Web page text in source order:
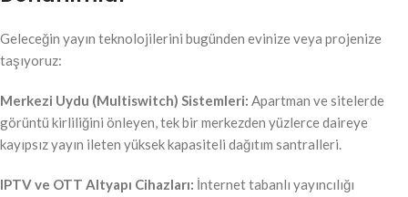
Geleceğin yayın teknolojilerini bugünden evinize veya projenize
taşıyoruz:
Merkezi Uydu (Multiswitch) Sistemleri: Apartman ve sitelerde
görüntü kirliliğini önleyen, tek bir merkezden yüzlerce daireye
kayıpsız yayın ileten yüksek kapasiteli dağıtım santralleri.
IPTV ve OTT Altyapı Cihazları: İnternet tabanlı yayıncılığı